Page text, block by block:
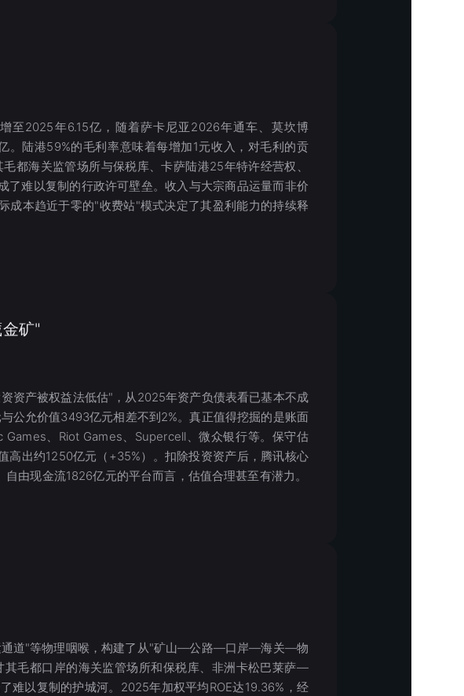
至2025年6.15亿，随着萨卡尼亚2026年通车、莫坎博
。陆港59%的毛利率意味着每增加1元收入，对毛利的贡
都海关监管场所与保税库、卡萨陆港25年特许经营权、
难以复制的行政许可壁垒。收入与大宗商品运量而非价
成本趋近于零的"收费站"模式决定了其盈利能力的持续释
矿"
资产被权益法低估"，从2025年资产负债表看已基本不成
允价值3493亿元相差不到2%。真正值得挖掘的是账面
、Riot Games、Supercell、微众银行等。保守估
高出约1250亿元（+35%）。扣除投资资产后，腾讯核心
由现金流1826亿元的平台而言，估值合理甚至有潜力。
道"等物理咽喉，构建了从"矿山—公路—口岸—海关—物
毛都口岸的海关监管场所和保税库、非洲卡松巴莱萨—
难以复制的护城河。2025年加权平均ROE达19.36%，经